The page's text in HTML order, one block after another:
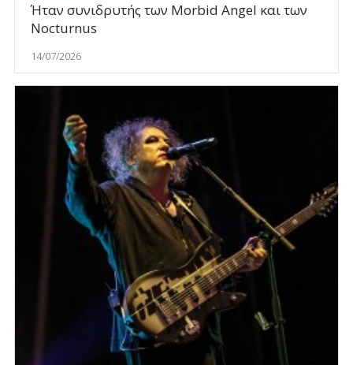
Ήταν συνιδρυτής των Morbid Angel και των
Nocturnus
14/07/2026